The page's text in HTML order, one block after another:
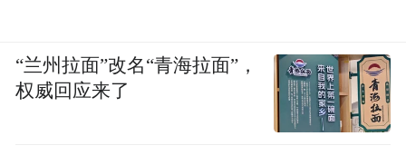
“兰州拉面”改名“青海拉面”，
权威回应来了